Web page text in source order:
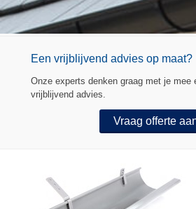
Een vrijblijvend advies op maat?
Onze experts denken graag met je mee
vrijblijvend advies.
Vraag offerte